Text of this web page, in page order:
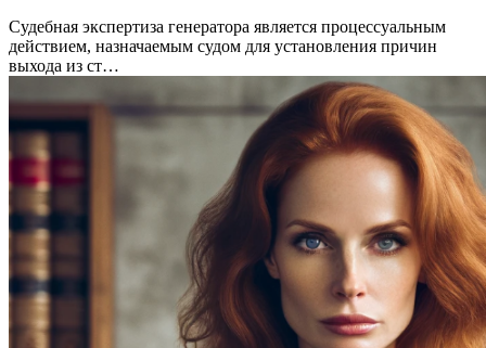
Судебная экспертиза генератора является процессуальным
действием, назначаемым судом для установления причин
выхода из ст…